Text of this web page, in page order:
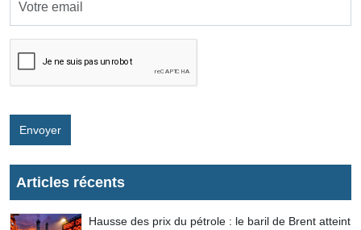
Envoyer
Articles récents
Hausse des prix du pétrole : le baril de Brent atteint